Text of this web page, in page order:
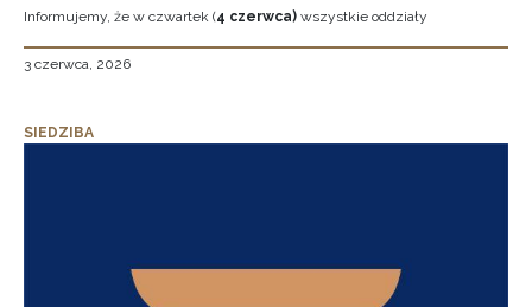
Informujemy, że w czwartek (4 czerwca) wszystkie oddziały
3 czerwca, 2026
SIEDZIBA